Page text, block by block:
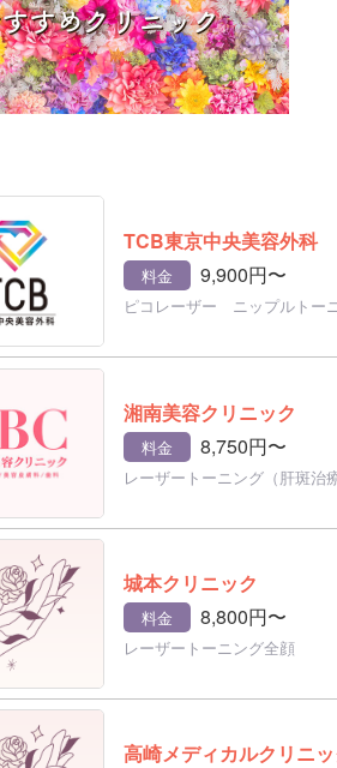
TCB東京中央美容外科
料金 9,900円〜
ピコレーザー ニップルトー
湘南美容クリニック
料金 8,750円〜
レーザートーニング（肝斑治
城本クリニック
料金 8,800円〜
レーザートーニング全顔
高崎メディカルクリニ